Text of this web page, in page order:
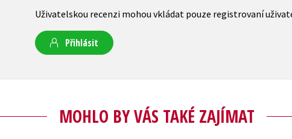
Uživatelskou recenzi mohou vkládat pouze registrovaní
Přihlásit
MOHLO BY VÁS TAKÉ ZAJÍMAT